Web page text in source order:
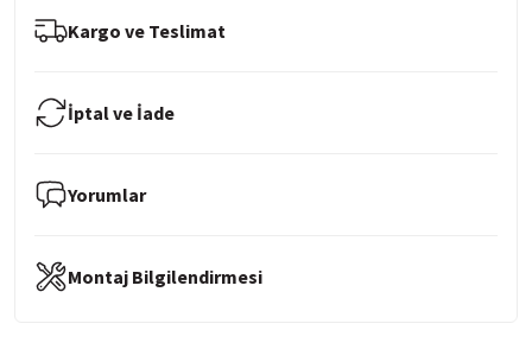
Kargo ve Teslimat
İptal ve İade
Yorumlar
Montaj Bilgilendirmesi